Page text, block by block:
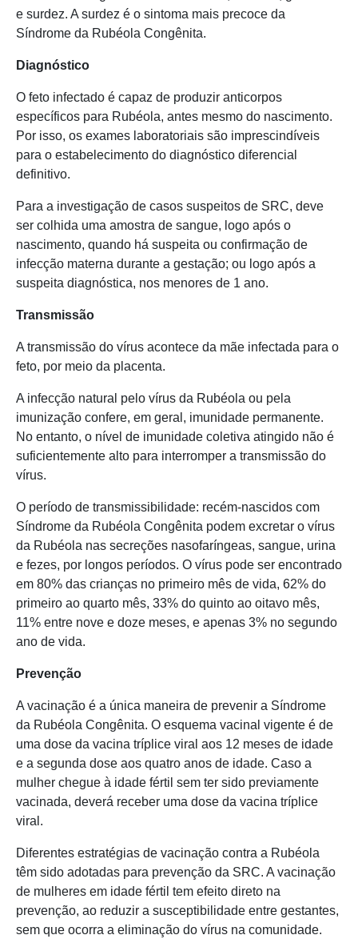
e surdez. A surdez é o sintoma mais precoce da
Síndrome da Rubéola Congênita.
Diagnóstico
O feto infectado é capaz de produzir anticorpos
específicos para Rubéola, antes mesmo do nascimento.
Por isso, os exames laboratoriais são imprescindíveis
para o estabelecimento do diagnóstico diferencial
definitivo.
Para a investigação de casos suspeitos de SRC, deve
ser colhida uma amostra de sangue, logo após o
nascimento, quando há suspeita ou confirmação de
infecção materna durante a gestação; ou logo após a
suspeita diagnóstica, nos menores de 1 ano.
Transmissão
A transmissão do vírus acontece da mãe infectada para o
feto, por meio da placenta.
A infecção natural pelo vírus da Rubéola ou pela
imunização confere, em geral, imunidade permanente.
No entanto, o nível de imunidade coletiva atingido não é
suficientemente alto para interromper a transmissão do
vírus.
O período de transmissibilidade: recém-nascidos com
Síndrome da Rubéola Congênita podem excretar o vírus
da Rubéola nas secreções nasofaríngeas, sangue, urina
e fezes, por longos períodos. O vírus pode ser encontrado
em 80% das crianças no primeiro mês de vida, 62% do
primeiro ao quarto mês, 33% do quinto ao oitavo mês,
11% entre nove e doze meses, e apenas 3% no segundo
ano de vida.
Prevenção
A vacinação é a única maneira de prevenir a Síndrome
da Rubéola Congênita. O esquema vacinal vigente é de
uma dose da vacina tríplice viral aos 12 meses de idade
e a segunda dose aos quatro anos de idade. Caso a
mulher chegue à idade fértil sem ter sido previamente
vacinada, deverá receber uma dose da vacina tríplice
viral.
Diferentes estratégias de vacinação contra a Rubéola
têm sido adotadas para prevenção da SRC. A vacinação
de mulheres em idade fértil tem efeito direto na
prevenção, ao reduzir a susceptibilidade entre gestantes,
sem que ocorra a eliminação do vírus na comunidade.